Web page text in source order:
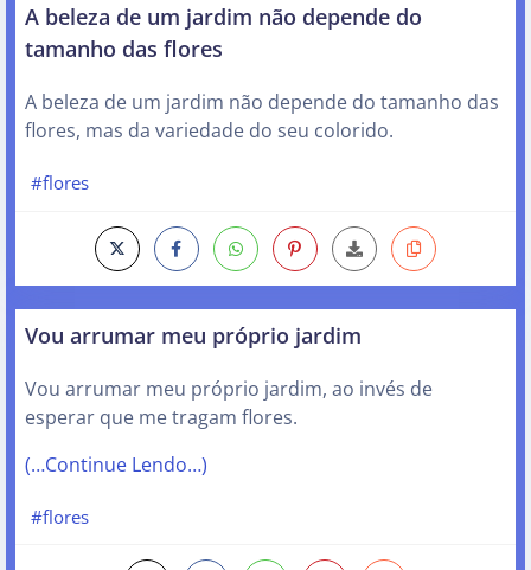
A beleza de um jardim não depende do
tamanho das flores
A beleza de um jardim não depende do tamanho das
flores, mas da variedade do seu colorido.
#flores
Vou arrumar meu próprio jardim
Vou arrumar meu próprio jardim, ao invés de
esperar que me tragam flores.
(…Continue Lendo…)
#flores